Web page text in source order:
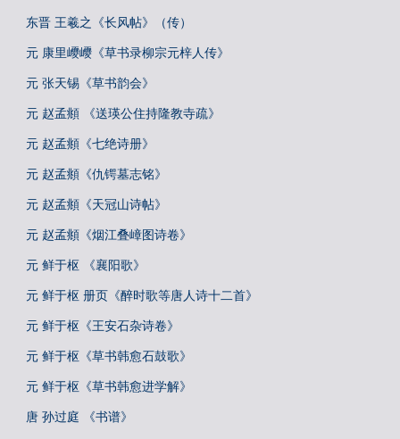
东晋 王羲之《长风帖》（传）
元 康里巎巎《草书录柳宗元梓人传》
元 张天锡《草书韵会》
元 赵孟頫 《送瑛公住持隆教寺疏》
元 赵孟頫《七绝诗册》
元 赵孟頫《仇锷墓志铭》
元 赵孟頫《天冠山诗帖》
元 赵孟頫《烟江叠嶂图诗卷》
元 鲜于枢 《襄阳歌》
元 鲜于枢 册页《醉时歌等唐人诗十二首》
元 鲜于枢《王安石杂诗卷》
元 鲜于枢《草书韩愈石鼓歌》
元 鲜于枢《草书韩愈进学解》
唐 孙过庭 《书谱》